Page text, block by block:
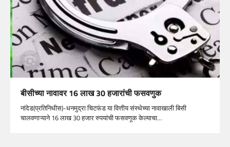
बीसीच्या नावावर 16 लाख 30 हजारांची फसवणुक
नांदेड(प्रतिनिधीस)-धनमुद्रा चिटफंड या वित्तीय संस्थेच्या नावाखाली बिसी
चालवणाऱ्याने 16 लाख 30 हजार रुपयांची फसवणूक केल्याचा…